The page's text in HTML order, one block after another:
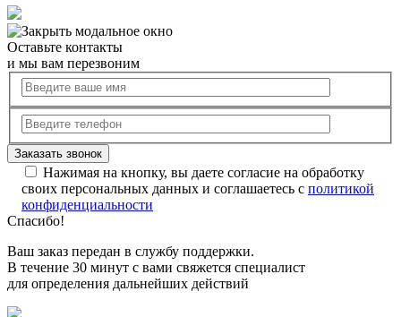
Оставьте контакты
и мы вам перезвоним
Нажимая на кнопку, вы даете согласие на обработку
своих персональных данных и соглашаетесь с политикой
конфиденциальности
Спасибо!
Ваш заказ передан в службу поддержки.
В течение 30 минут с вами свяжется специалист
для определения дальнейших действий